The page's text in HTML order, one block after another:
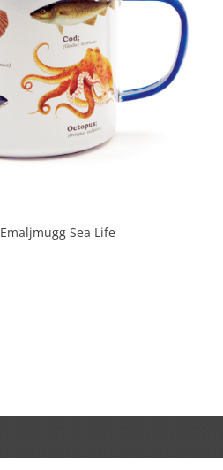
Emaljmugg Sea Life